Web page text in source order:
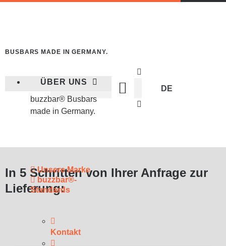
BUSBARS MADE IN GERMANY.
ÜBER UNS
buzzbar® Busbars
made in Germany.
Unsere Marke
buzzbar®-
Standards
Kontakt
DE
In 5 Schritten von Ihrer Anfrage zur
Lieferung: